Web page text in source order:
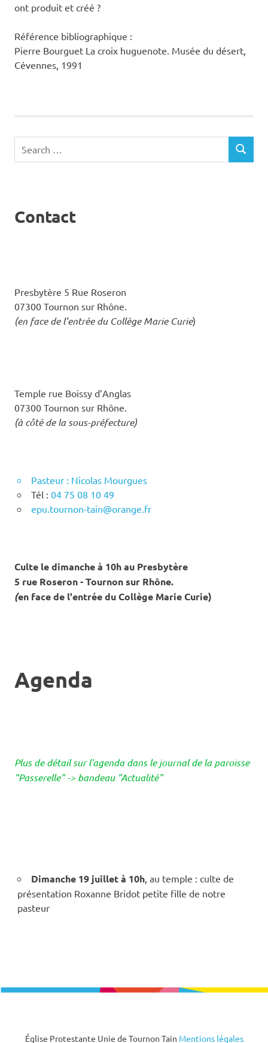
ont produit et créé ?
Référence bibliographique :
Pierre Bourguet La croix huguenote. Musée du désert,
Cévennes, 1991
for:
SEARCH
Contact
Presbytère 5 Rue Roseron
07300 Tournon sur Rhône.
(en face de l’entrée du Collège Marie Curie)
Temple rue Boissy d’Anglas
07300 Tournon sur Rhône.
(à côté de la sous-préfecture)
Pasteur : Nicolas Mourgues
Tél : 04 75 08 10 49
epu.tournon-tain@orange.fr
Culte le dimanche à 10h au Presbytère
5 rue Roseron - Tournon sur Rhône.
(en face de l'entrée du Collège Marie Curie)
Agenda
Plus de détail sur l'agenda dans le journal de la paroisse
"Passerelle" -> bandeau "Actualité"
Dimanche 19 juillet à 10h, au temple : culte de
présentation Roxanne Bridot petite fille de notre
pasteur
Église Protestante Unie de Tournon Tain Mentions légales